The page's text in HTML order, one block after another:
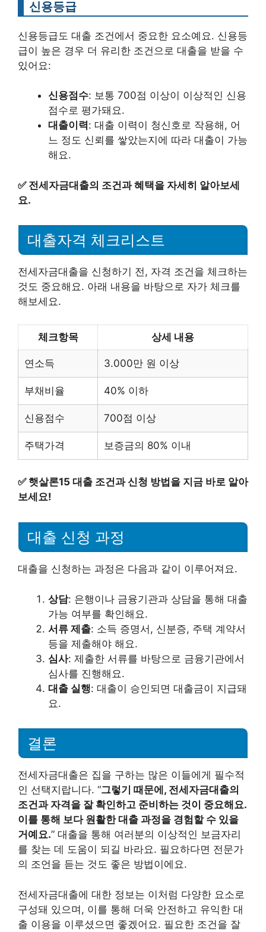
신용등급
신용등급도 대출 조건에서 중요한 요소예요. 신용등
급이 높은 경우 더 유리한 조건으로 대출을 받을 수
있어요:
신용점수: 보통 700점 이상이 이상적인 신용
점수로 평가돼요.
대출이력: 대출 이력이 청신호로 작용해, 어
느 정도 신뢰를 쌓았는지에 따라 대출이 가능
해요.
✅ 전세자금대출의 조건과 혜택을 자세히 알아보세
요.
대출자격 체크리스트
전세자금대출을 신청하기 전, 자격 조건을 체크하는
것도 중요해요. 아래 내용을 바탕으로 자가 체크를
해보세요.
체크항목 상세 내용
연소득 3.000만 원 이상
부채비율 40% 이하
신용점수 700점 이상
주택가격 보증금의 80% 이내
✅ 햇살론15 대출 조건과 신청 방법을 지금 바로 알아
보세요!
대출 신청 과정
대출을 신청하는 과정은 다음과 같이 이루어져요.
상담: 은행이나 금융기관과 상담을 통해 대출
가능 여부를 확인해요.
서류 제출: 소득 증명서, 신분증, 주택 계약서
등을 제출해야 해요.
심사: 제출한 서류를 바탕으로 금융기관에서
심사를 진행해요.
대출 실행: 대출이 승인되면 대출금이 지급돼
요.
결론
전세자금대출은 집을 구하는 많은 이들에게 필수적
인 선택지랍니다. “그렇기 때문에, 전세자금대출의
조건과 자격을 잘 확인하고 준비하는 것이 중요해요.
이를 통해 보다 원활한 대출 과정을 경험할 수 있을
거예요.” 대출을 통해 여러분의 이상적인 보금자리
를 찾는 데 도움이 되길 바라요. 필요하다면 전문가
의 조언을 듣는 것도 좋은 방법이에요.
전세자금대출에 대한 정보는 이처럼 다양한 요소로
구성돼 있으며, 이를 통해 더욱 안전하고 유익한 대
출 이용을 이루셨으면 좋겠어요. 필요한 조건을 잘